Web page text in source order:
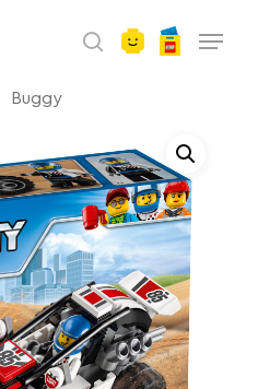
search
Buggy